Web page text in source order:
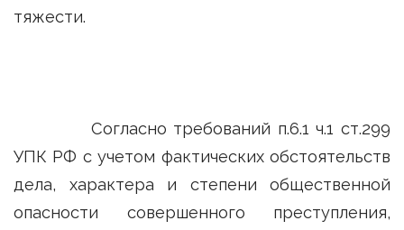
тяжести.
Согласно требований п.6.1 ч.1 ст.299
УПК РФ с учетом фактических обстоятельств
дела, характера и степени общественной
опасности совершенного преступления,